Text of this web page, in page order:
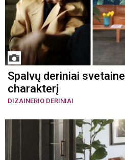
Spalvų deriniai
charakterį
DIZAINERIO DERINIAI